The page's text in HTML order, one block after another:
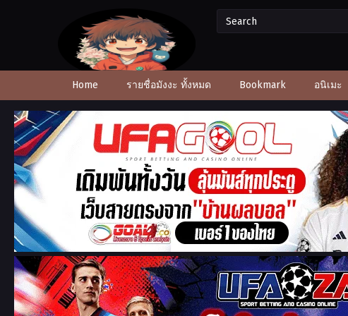
Home รายชื่อมังงะ ทั้งหมด Bookmark อนิเมะ